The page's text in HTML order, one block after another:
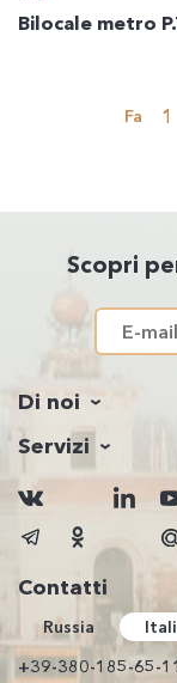
Bilocale metro
Fa 1
Scopri
Di noi
Servizi
Contatti
Russia
+39-380-185-65-11